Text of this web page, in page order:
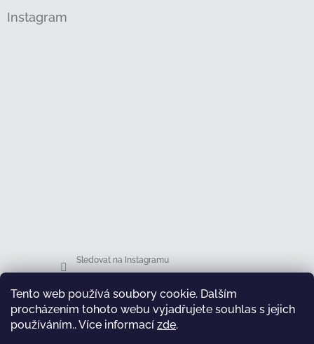
Tento web používá soubory cookie. Dalším
procházením tohoto webu vyjadřujete souhlas s jejich
používáním.. Více informací zde.
Instagram
Sledovat na Instagramu
Facebook